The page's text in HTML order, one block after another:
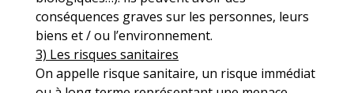
conséquences graves sur les personnes, leurs
biens et / ou l’environnement.
3) Les risques sanitaires
On appelle risque sanitaire, un risque immédiat